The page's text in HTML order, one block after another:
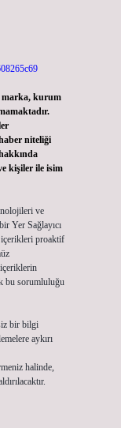
marka, kurum
niteliği
kişiler ile isim
ve
Yer Sağlayıcı
içerikleri proaktif
bu sorumluluğu
bir bilgi
aykırı
halinde,